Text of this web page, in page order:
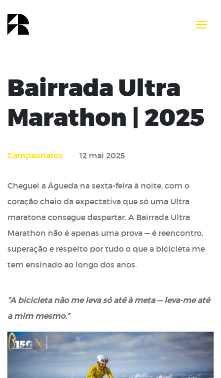
Bairrada Ultra
Marathon | 2025
Campeonatos 12 mai 2025
Cheguei a Águeda na sexta-feira à noite, com o
coração cheio da expectativa que só uma Ultra
maratona consegue despertar. A Bairrada Ultra
Marathon não é apenas uma prova — é reencontro,
superação e respeito por tudo o que a bicicleta me
tem ensinado ao longo dos anos.
“A bicicleta não me leva só até à meta — leva-me até
a mim mesmo.”